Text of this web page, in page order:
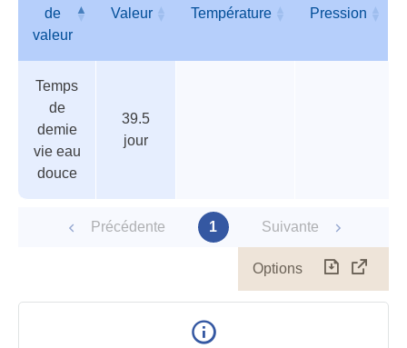
des
paramètres
de
valeur
Valeur Température Pression
de
valeur
Temps
de
demie
vie eau
douce
39.5
jour
Précédente 1 Suivante
Options
le